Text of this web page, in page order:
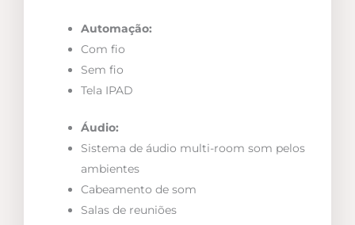
Automação:
Com fio
Sem fio
Tela IPAD
Áudio:
Sistema de áudio multi-room som pelos
ambientes
Cabeamento de som
Salas de reuniões